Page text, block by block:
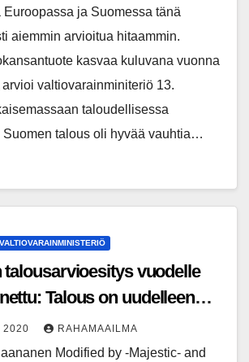
Euroopassa ja Suomessa tänä
aiemmin arvioitua hitaammin.
kasvaa kuluvana vuonna
valtiovarainminiteriö 13.
taloudellisessa
Suomen talous oli hyvää vauhtia…
VALTIOVARAINMINISTERIÖ
talousarvioesitys vuodelle
Talous on uudelleen
2020 RAHAMAAILMA
Modified by -Majestic- and